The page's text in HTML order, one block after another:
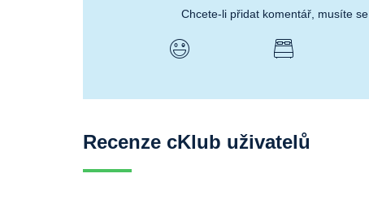
Chcete-li přidat komentář, musíte se
Recenze cKlub uživatelů